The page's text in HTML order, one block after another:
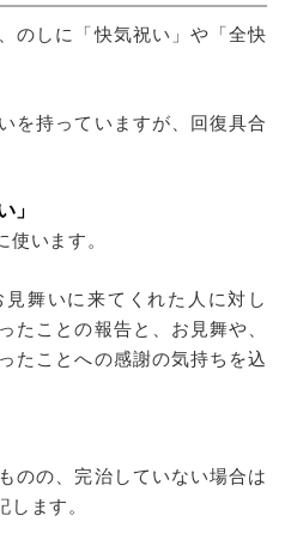
のしに「快気祝い」や「全快
を持っていますが、回復具合
」
います。
舞いに来てくれた人に対し
たことの報告と、お見舞や、
たことへの感謝の気持ちを込
のの、完治していない場合は
します。